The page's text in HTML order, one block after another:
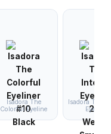
Isadora The
Colorful Eyeline
Isadora The
Eyeliner